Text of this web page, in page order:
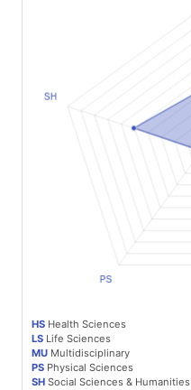
HS Health Sciences
LS Life Sciences
MU Multidisciplinary
PS Physical Sciences
SH Social Sciences & Humanities